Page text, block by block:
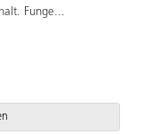
Funge...